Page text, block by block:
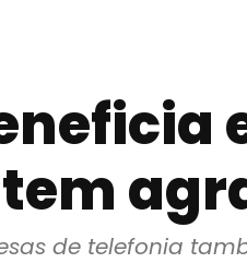
de telefonia